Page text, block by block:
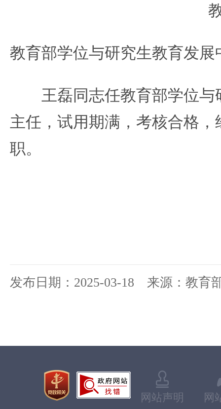
教育部学位与研究生教育发展
王磊同志任教育部学位与
主任，试用期满，考核合格
职。
发布日期：2025-03-18 来源：教
网站声明
网